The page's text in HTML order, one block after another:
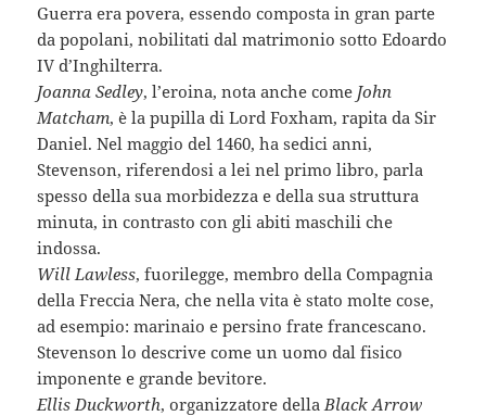
Guerra era povera, essendo composta in gran parte
da popolani, nobilitati dal matrimonio sotto Edoardo
IV d’Inghilterra.
Joanna Sedley, l’eroina, nota anche come John
Matcham, è la pupilla di Lord Foxham, rapita da Sir
Daniel. Nel maggio del 1460, ha sedici anni,
Stevenson, riferendosi a lei nel primo libro, parla
spesso della sua morbidezza e della sua struttura
minuta, in contrasto con gli abiti maschili che
indossa.
Will Lawless, fuorilegge, membro della Compagnia
della Freccia Nera, che nella vita è stato molte cose,
ad esempio: marinaio e persino frate francescano.
Stevenson lo descrive come un uomo dal fisico
imponente e grande bevitore.
Ellis Duckworth, organizzatore della Black Arrow